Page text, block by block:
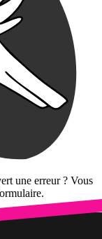
une erreur ? Vous